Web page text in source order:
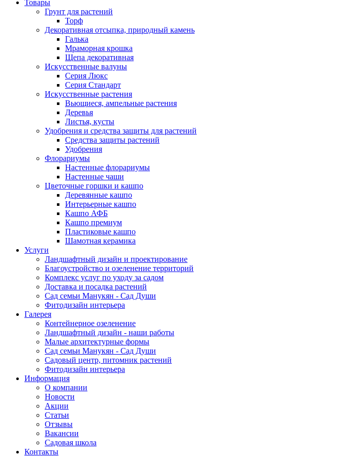
Товары
Грунт для растений
Торф
Декоративная отсыпка, природный камень
Галька
Мраморная крошка
Щепа декоративная
Искусственные валуны
Серия Люкс
Серия Стандарт
Искусственные растения
Вьющиеся, ампельные растения
Деревья
Листья, кусты
Удобрения и средства защиты для растений
Средства защиты растений
Удобрения
Флорариумы
Настенные флорариумы
Настенные чаши
Цветочные горшки и кашпо
Деревянные кашпо
Интерьерные кашпо
Кашпо АФБ
Кашпо премиум
Пластиковые кашпо
Шамотная керамика
Услуги
Ландшафтный дизайн и проектирование
Благоустройство и озеленение территорий
Комплекс услуг по уходу за садом
Доставка и посадка растений
Сад семьи Манукян - Сад Души
Фитодизайн интерьера
Галерея
Контейнерное озеленение
Ландшафтный дизайн - наши работы
Малые архитектурные формы
Сад семьи Манукян - Сад Души
Садовый центр, питомник растений
Фитодизайн интерьера
Информация
О компании
Новости
Акции
Статьи
Отзывы
Вакансии
Садовая школа
Контакты